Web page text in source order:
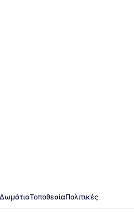
ΔωμάτιαΤοποθεσίαΠολιτικές